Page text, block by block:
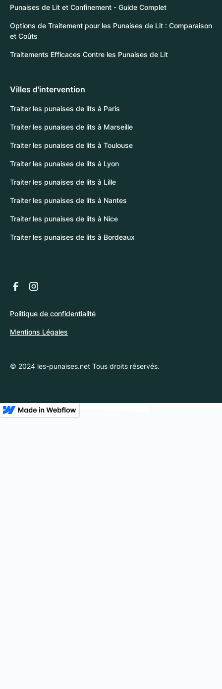
Punaises de Lit et Confinement - Guide Complet
Options de Traitement pour les Punaises de Lit : Comparaison
et Coûts
Traitements Efficaces Contre les Punaises de Lit
Villes d'intervention
Traiter les punaises de lits à Paris
Traiter les punaises de lits à Marseille
Traiter les punaises de lits à Toulouse
Traiter les punaises de lits à Lyon
Traiter les punaises de lits à Lille
Traiter les punaises de lits à Nantes
Traiter les punaises de lits à Nice
Traiter les punaises de lits à Bordeaux
© 2024 les-punaises.net Tous droits réservés.
Politique de confidentialité
Mentions Légales